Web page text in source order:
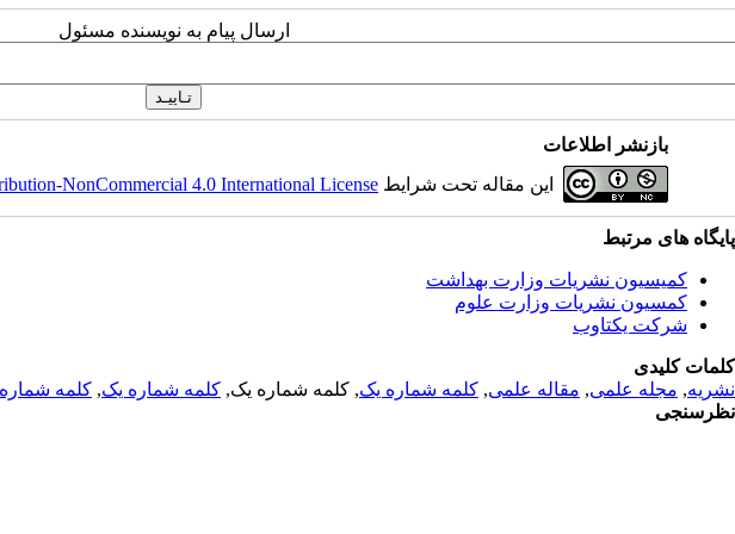
ارسال پیام به نویسنده مسئول
بازنشر اطلاعات
این مقاله تحت شرایط NonCommercial 4.0 International License
پایگاه های مرتبط
کمیسیون نشریات وزارت بهداشت
کمسیون نشریات وزارت علوم
شرکت یکتاوب
کلمات کلیدی
نشریه, مجله علمی, مقاله علمی, کلمه شماره یک, کلمه شماره یک, کلمه شماره یک, کلمه
نظرسنجی